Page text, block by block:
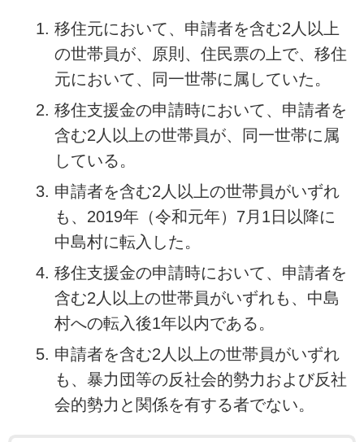
移住元において、申請者を含む2人以上
の世帯員が、原則、住民票の上で、移住
元において、同一世帯に属していた。
移住支援金の申請時において、申請者を
含む2人以上の世帯員が、同一世帯に属
している。
申請者を含む2人以上の世帯員がいずれ
も、2019年（令和元年）7月1日以降に
中島村に転入した。
移住支援金の申請時において、申請者を
含む2人以上の世帯員がいずれも、中島
村への転入後1年以内である。
申請者を含む2人以上の世帯員がいずれ
も、暴力団等の反社会的勢力および反社
会的勢力と関係を有する者でない。